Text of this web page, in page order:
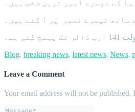
کے دوسرے امیر ترین شخص ہیں۔
Blog, breaking news, latest news, News,
Leave a Comment
Your email address will not be published.